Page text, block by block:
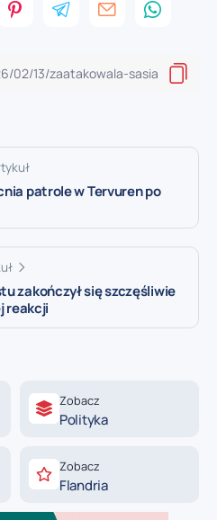
patrole w Tervuren po
zakończył się szczęśliwie
reakcji
Zobacz
Polityka
Zobacz
Flandria